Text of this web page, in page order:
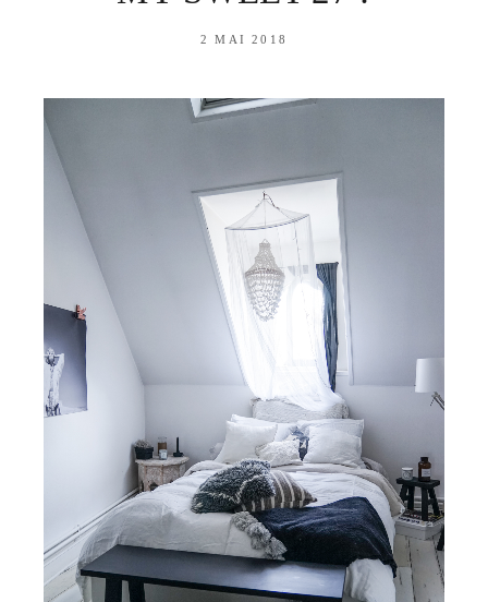
2 MAI 2018